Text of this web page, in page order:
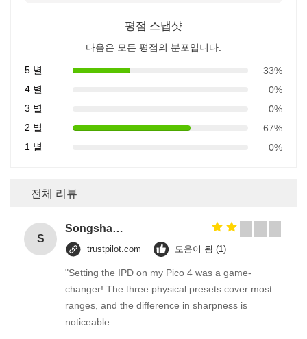
평점 스냅샷
다음은 모든 평점의 분포입니다.
5 별
33%
4 별
0%
3 별
0%
2 별
67%
1 별
0%
전체 리뷰
S
Songshang
trustpilot.com 도움이 됨 (1)
"Setting the IPD on my Pico 4 was a game-
changer! The three physical presets cover most
ranges, and the difference in sharpness is
noticeable.